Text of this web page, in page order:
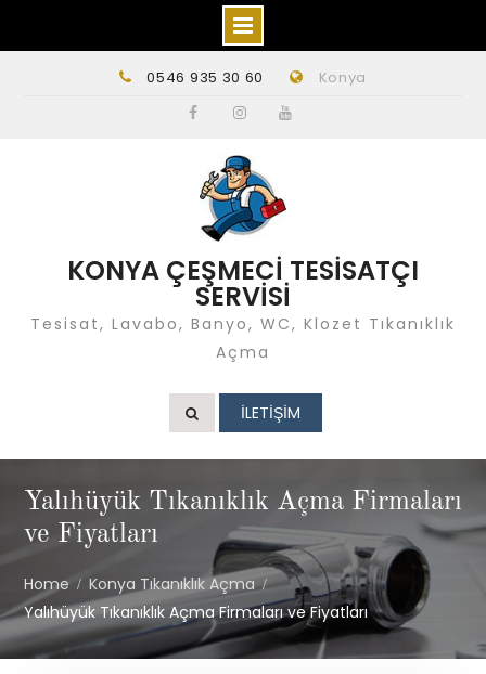
0546 935 30 60 Konya
KONYA ÇEŞMECİ TESİSATÇI
SERVİSİ
Tesisat, Lavabo, Banyo, WC, Klozet Tıkanıklık
Açma
İLETİŞİM
Yalıhüyük Tıkanıklık Açma Firmaları
ve Fiyatları
Home
Konya Tıkanıklık Açma
Yalıhüyük Tıkanıklık Açma Firmaları ve Fiyatları